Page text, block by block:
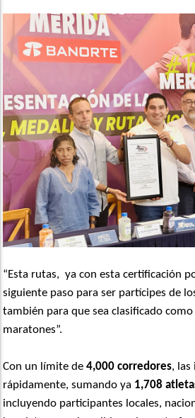
“Esta rutas, ya con esta certificación
siguiente paso para ser partícipes de
también para que sea clasificado
maratones”.
Con un límite de4,000 corredores, las
rápidamente, sumando ya 1,708
incluyendo participantes locales,